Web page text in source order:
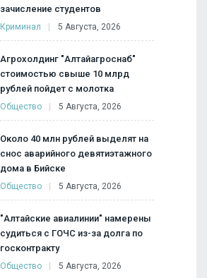
зачисление студентов
Криминал 5 Августа, 2026
Агрохолдинг "Алтайагроснаб"
стоимостью свыше 10 млрд
рублей пойдет с молотка
Общество 5 Августа, 2026
Около 40 млн рублей выделят на
снос аварийного девятиэтажного
дома в Бийске
Общество 5 Августа, 2026
"Алтайские авиалинии" намерены
судиться с ГОЧС из-за долга по
госконтракту
Общество 5 Августа, 2026